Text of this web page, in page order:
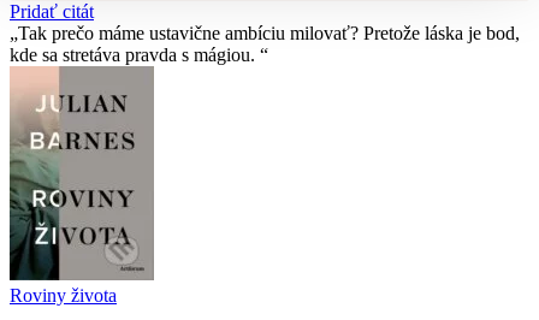
Pridať citát
Tak prečo máme ustavične ambíciu milovať? Pretože láska je bod,
kde sa stretáva pravda s mágiou.
Roviny života